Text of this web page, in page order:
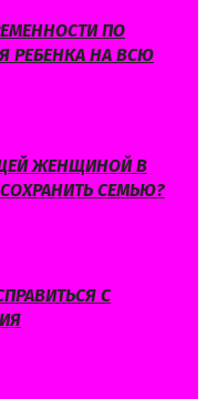
ПО
РЕБЕНКА НА ВСЮ
ЖЕНЩИНОЙ В
СЕМЬЮ?
С